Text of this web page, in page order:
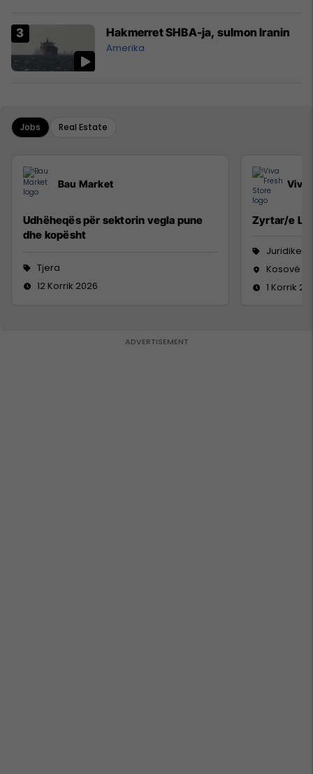
Hakmerret SHBA-ja, sulmon Iranin
Amerika
Jobs Real Estate
Bau Market
Udhëheqës për sektorin vegla pune
dhe kopësht
Tjera
12 Korrik 2026
Viva
Zyrtar/e
Juridike
Kosovë
1 Korrik